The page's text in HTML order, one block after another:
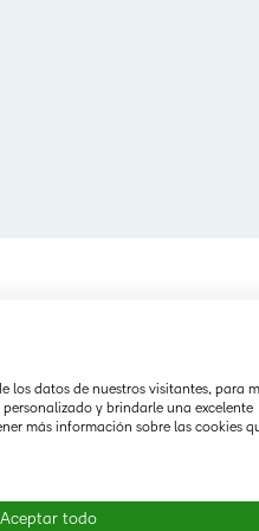
los datos de nuestros visitantes, para
y brindarle una excelente
más información sobre las cookies
Aceptar todo